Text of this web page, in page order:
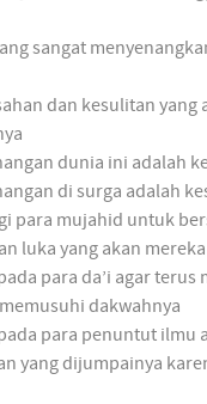
sangat
dan kesulitan
dunia ini adalah
di surga adalah
para mujahid untuk
luka yang akan
para da’i agar terus
dakwahnya
para penuntut ilmu
yang dijumpainya